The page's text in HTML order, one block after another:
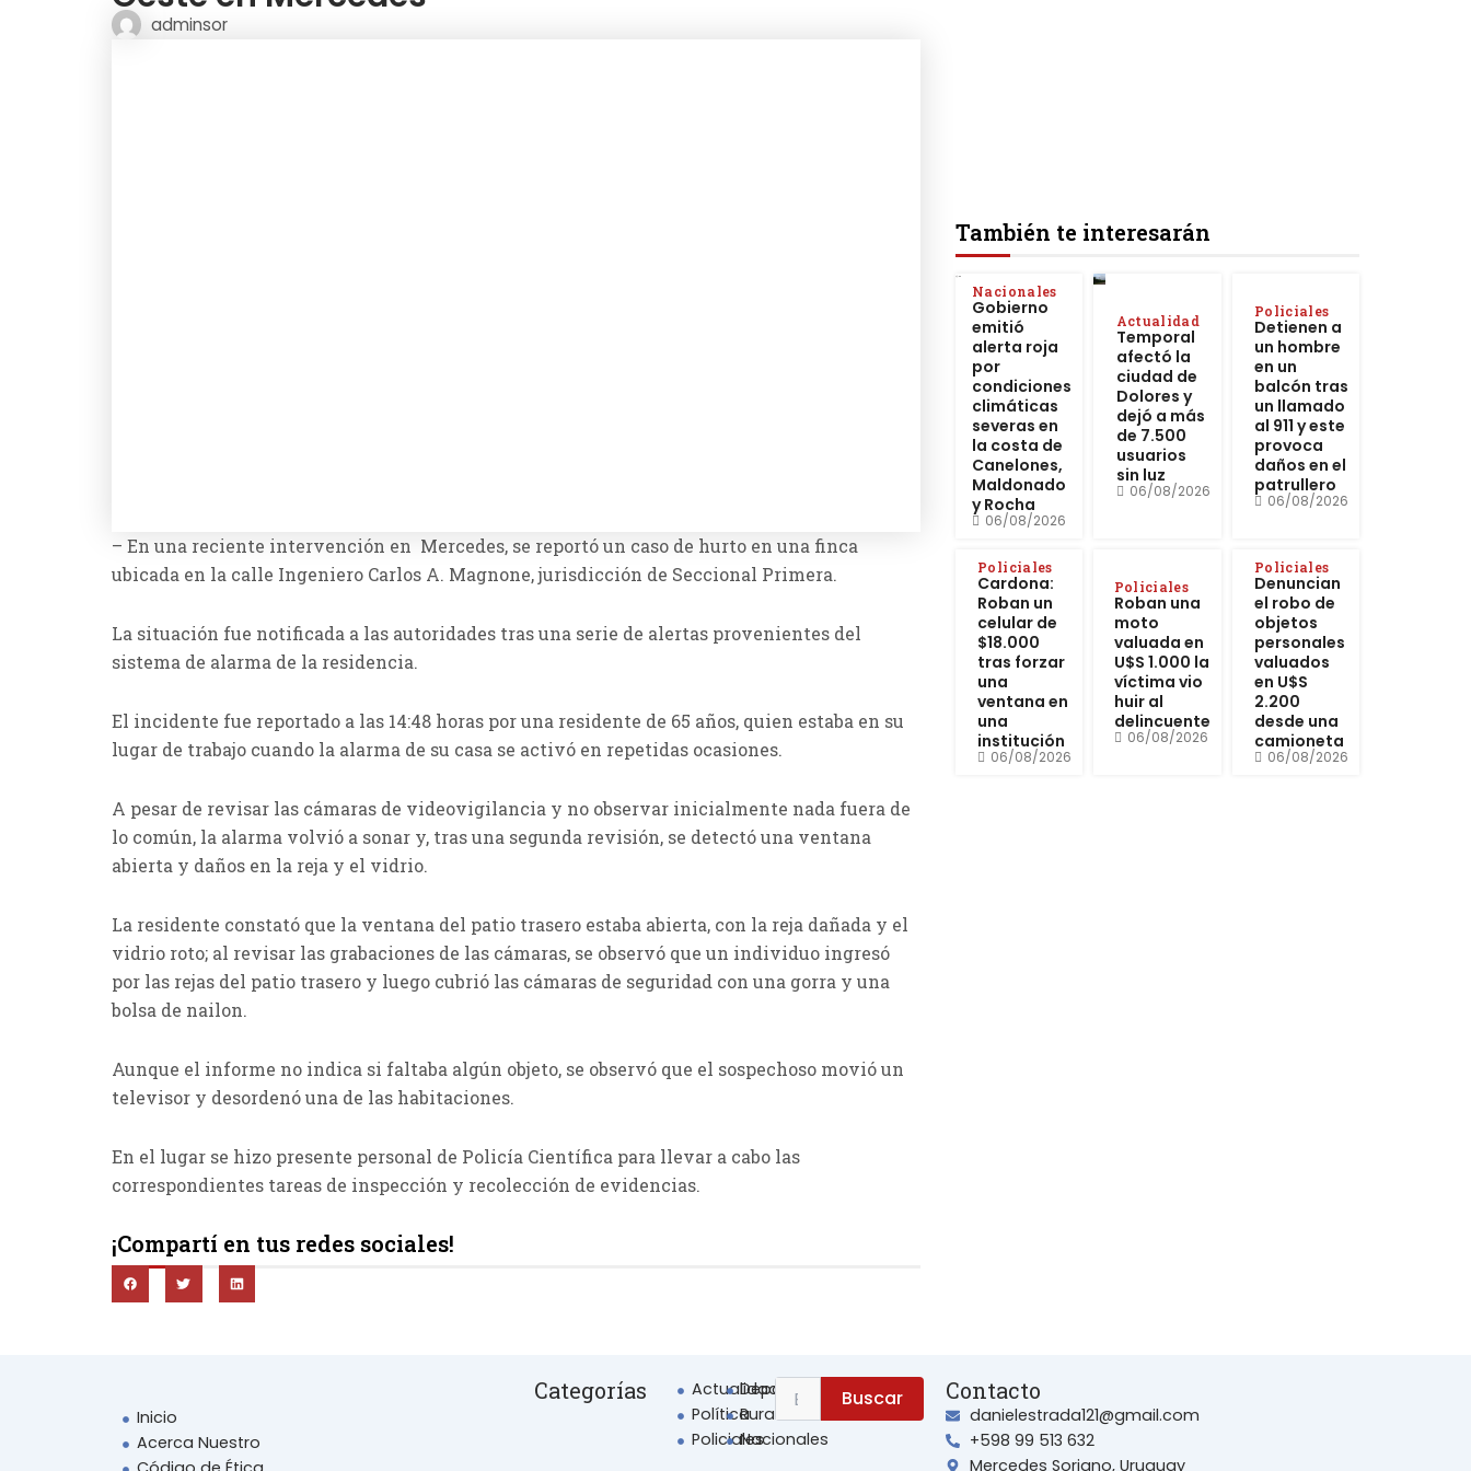
También te interesarán
Nacionales
Gobierno
emitió
alerta roja
por
condiciones
climáticas
severas en
la costa de
Canelones,
Maldonado
y Rocha
06/08/2026
Actualidad
Temporal
afectó la
ciudad de
Dolores y
dejó a más
de 7.500
usuarios
sin luz
06/08/2026
Policiales
Detienen a
un hombre
en un
balcón tras
un llamado
al 911 y este
provoca
daños en el
patrullero
06/08/2026
Policiales
Cardona:
Roban un
celular de
$18.000
tras forzar
una
ventana en
una
institución
06/08/2026
Policiales
Roban una
moto
valuada en
U$S 1.000 la
víctima vio
huir al
delincuente
06/08/2026
Policiales
Denuncian
el robo de
objetos
personales
valuados
en U$S
2.200
desde una
camioneta
06/08/2026
adminsor
– En una reciente intervención en Mercedes, se reportó un caso de hurto en una finca
ubicada en la calle Ingeniero Carlos A. Magnone, jurisdicción de Seccional Primera.
La situación fue notificada a las autoridades tras una serie de alertas provenientes del
sistema de alarma de la residencia.
El incidente fue reportado a las 14:48 horas por una residente de 65 años, quien estaba en su
lugar de trabajo cuando la alarma de su casa se activó en repetidas ocasiones.
A pesar de revisar las cámaras de videovigilancia y no observar inicialmente nada fuera de
lo común, la alarma volvió a sonar y, tras una segunda revisión, se detectó una ventana
abierta y daños en la reja y el vidrio.
La residente constató que la ventana del patio trasero estaba abierta, con la reja dañada y el
vidrio roto; al revisar las grabaciones de las cámaras, se observó que un individuo ingresó
por las rejas del patio trasero y luego cubrió las cámaras de seguridad con una gorra y una
bolsa de nailon.
Aunque el informe no indica si faltaba algún objeto, se observó que el sospechoso movió un
televisor y desordenó una de las habitaciones.
En el lugar se hizo presente personal de Policía Científica para llevar a cabo las
correspondientes tareas de inspección y recolección de evidencias.
¡Compartí en tus redes sociales!
Inicio
Acerca Nuestro
Categorías
Actualidad
Política
Policiales
Deportes
Rurales
Nacionales
Search
for:
Buscar
SearchContacto
danielestrada121@gmail.com
+598 99 513 632
Mercedes Soriano, Uruguay